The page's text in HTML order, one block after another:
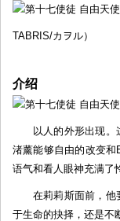
TABRIS/カヲル）
介绍
以人的外形出现
渚薰能够自由的改变
语气和看人眼神充满了
在莉莉斯面前，
于生命的抉择，还是不